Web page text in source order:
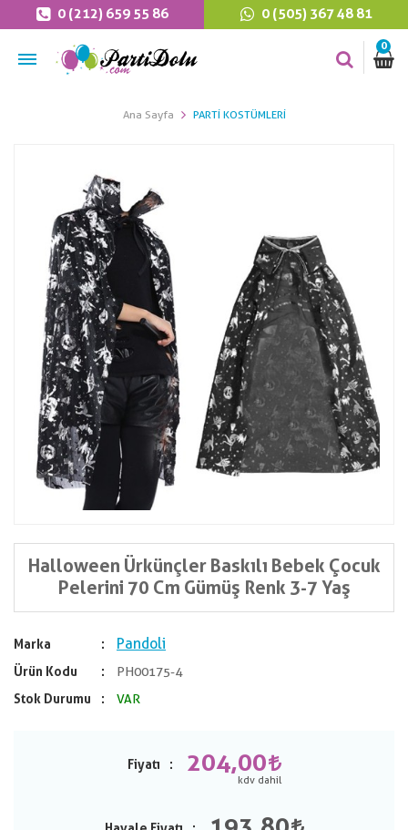
0 (212) 659 55 86 0 (505) 367 48 81
0
Ana Sayfa PARTI KOSTÜMLERI
Halloween Ürkünçler Baskılı Bebek Çocuk
Pelerini 70 Cm Gümüş Renk 3-7 Yaş
Marka Pandoli
Ürün Kodu
PH00175-4
Stok Durumu
VAR
Fiyatı 204,00